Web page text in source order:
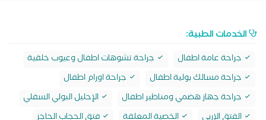
الخدمات الطبية:
جراحة عامة اطفال
جراحة تشوهات اطفال وعيوب خلقية
جراحة مسالك بولية اطفال
جراحة اورام اطفال
جراحة جهاز هضمي ومناظير اطفال
الإحليل البولي السفلي